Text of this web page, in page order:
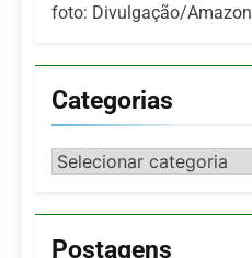
foto: Divulgação/Amazon
Categorias
Categorias
Postagens